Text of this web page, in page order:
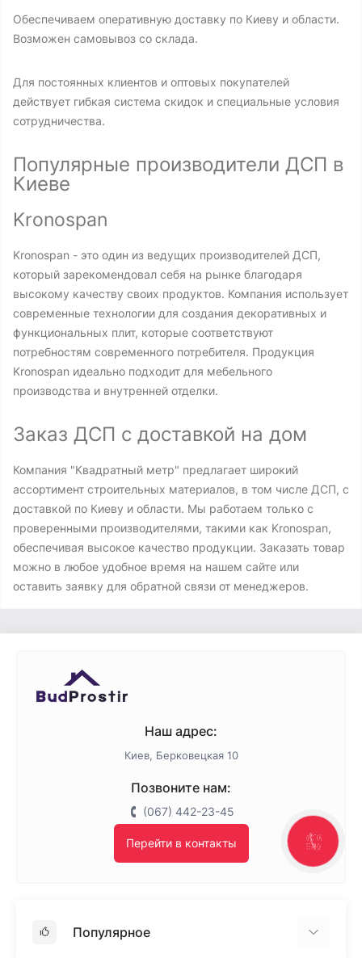
Обеспечиваем оперативную доставку по Киеву и области.
Возможен самовывоз со склада.
Для постоянных клиентов и оптовых покупателей
действует гибкая система скидок и специальные условия
сотрудничества.
Популярные производители ДСП в
Киеве
Kronospan
Kronospan - это один из ведущих производителей ДСП,
который зарекомендовал себя на рынке благодаря
высокому качеству своих продуктов. Компания использует
современные технологии для создания декоративных и
функциональных плит, которые соответствуют
потребностям современного потребителя. Продукция
Kronospan идеально подходит для мебельного
производства и внутренней отделки.
Заказ ДСП с доставкой на дом
Компания "Квадратный метр" предлагает широкий
ассортимент строительных материалов, в том числе ДСП, с
доставкой по Киеву и области. Мы работаем только с
проверенными производителями, такими как Kronospan,
обеспечивая высокое качество продукции. Заказать товар
можно в любое удобное время на нашем сайте или
оставить заявку для обратной связи от менеджеров.
Наш адрес:
Киев, Берковецкая 10
Позвоните нам:
(067) 442-23-45
Перейти в контакты
Популярное
КНОПКА
ЗВ'ЯЗКУ